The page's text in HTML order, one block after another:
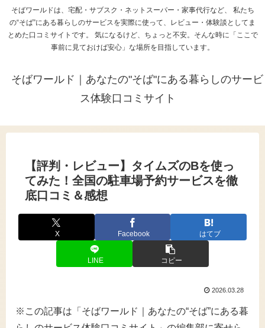
そばワールドは、宅配・サブスク・ネットスーパー・家事代行など、 私たち
の“そば”にある暮らしのサービスを実際に使って、レビュー・体験談としてま
とめた口コミサイトです。 気になるけど、ちょっと不安。そんな時に「ここで
事前に見ておけば安心」な場所を目指しています。
そばワールド｜あなたの"そば"にある暮らしのサービ
ス体験口コミサイト
【評判・レビュー】タイムズのBを使っ
てみた！全国の駐車場予約サービスを徹
底口コミ＆感想
X Facebook はてブ
LINE コピー
2026.03.28
※この記事は「そばワールド｜あなたの“そば”にある暮